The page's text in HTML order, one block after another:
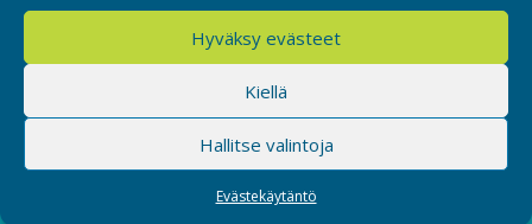
Hyväksy evästeet
Kiellä
Hallitse valintoja
Evästekäytäntö